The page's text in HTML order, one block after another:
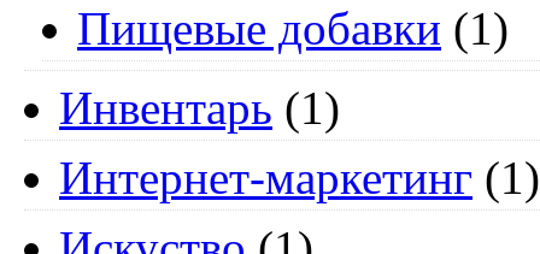
Пищевые добавки (1)
Инвентарь (1)
Интернет-маркетинг (1)